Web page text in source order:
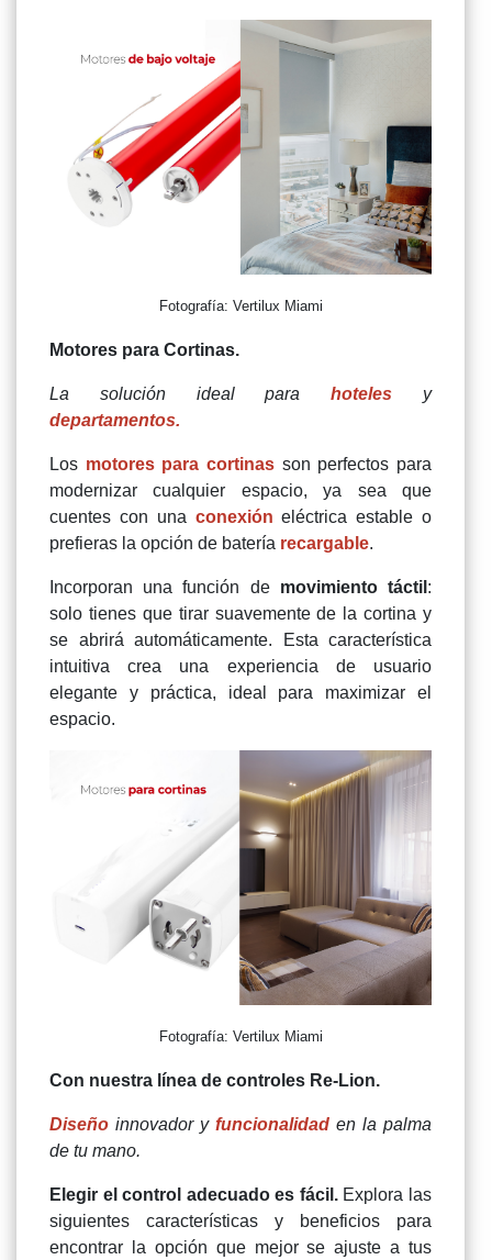
Fotografía: Vertilux Miami
Motores para Cortinas.
La solución ideal parahoteles y
departamentos.
Los motores para cortinas son perfectos para
modernizar cualquier espacio, ya sea que
cuentes con una conexióneléctrica estable o
prefieras la opción de batería recargable.
Incorporan una función de movimiento táctil :
solo tienes que tirar suavemente de la cortina y
se abrirá automáticamente. Esta característica
intuitiva crea una experiencia de usuario
elegante y práctica, ideal para maximizar el
espacio.
Fotografía: Vertilux Miami
Con nuestra línea de controles Re-Lion.
Diseño innovador y funcionalidad en la palma
de tu mano.
Elegir el control adecuado es fácil.Explora las
siguientes características y beneficios para
encontrar la opción que mejor se ajuste a tus